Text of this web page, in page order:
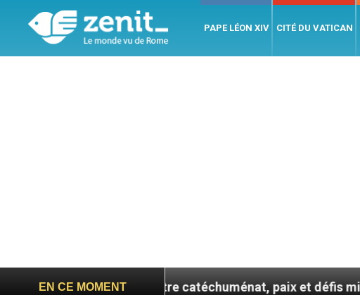
PAPE LÉON XIV CITÉ DU VATICAN
EN CE MOMENT
confie : entre catéchuménat, paix et défis migratoires